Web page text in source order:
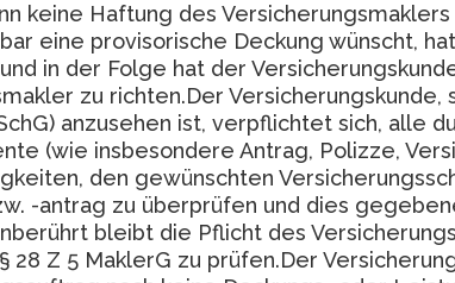
keine Haftung des
eine provisorische Deckung wünscht,
in der Folge hat der
zu richten.Der Versicherungskunde,
anzusehen ist, verpflichtet sich, alle
(wie insbesondere Antrag, Polizze,
den gewünschten
-antrag zu überprüfen und dies
bleibt die Pflicht des
Z 5 MaklerG zu prüfen.Der